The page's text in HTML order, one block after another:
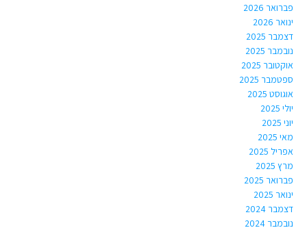
פברואר 2026
ינואר 2026
דצמבר 2025
נובמבר 2025
אוקטובר 2025
ספטמבר 2025
אוגוסט 2025
יולי 2025
יוני 2025
מאי 2025
אפריל 2025
מרץ 2025
פברואר 2025
ינואר 2025
דצמבר 2024
נובמבר 2024